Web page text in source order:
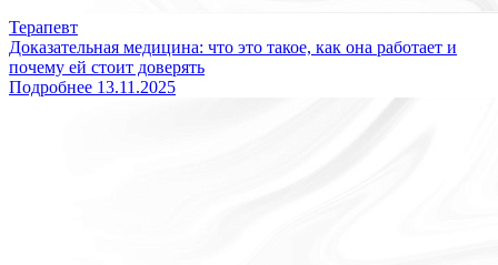
Терапевт
Доказательная медицина: что это такое, как она работает и
почему ей стоит доверять
Подробнее 13.11.2025